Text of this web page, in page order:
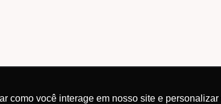
como você interage em nosso site e personalizar